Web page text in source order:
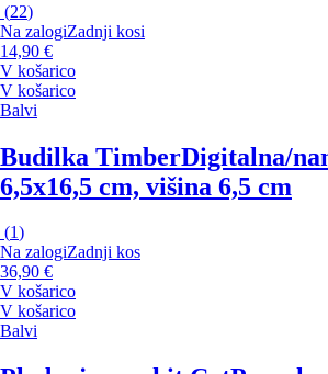
(22)
Na zalogiZadnji kosi
14,90 €
V košarico
V košarico
Balvi
Budilka TimberDigitalna/
6,5x16,5 cm, višina 6,5 cm
(1)
Na zalogiZadnji kos
36,90 €
V košarico
V košarico
Balvi